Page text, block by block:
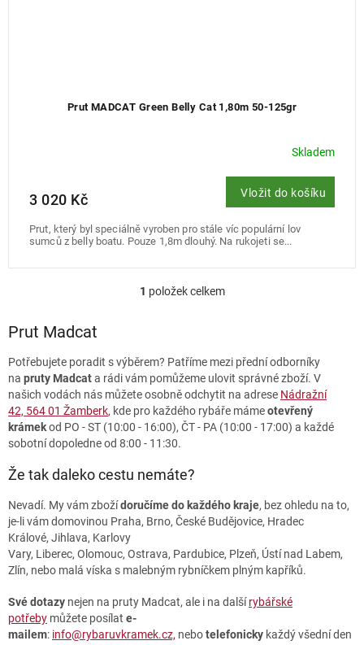
Prut MADCAT Green Belly Cat 1,80m 50-125gr
Skladem
3 020 Kč Vložit do košíku
Prut, který byl speciálně vyroben pro stále víc populární lov
sumců z belly boatu. Pouze 1,8m dlouhý. Na rukojeti se...
O
d
a
c
í
p
k
y
v
ý
p
s
u
1 položek celkem
Prut Madcat
Potřebujete poradit s výběrem? Patříme mezi přední odborníky
na pruty Madcata rádi vám pomůžeme ulovit správné zboží. V
našich vodách nás můžete osobně odchytit na adrese Nádražní
42, 564 01 Žamberk, kde pro každého rybáře mámeotevřený
krámekod PO - ST (10:00 - 16:00), ČT - PA (10:00 - 17:00) a každé
sobotní dopoledne od 8:00 - 11:30.
Že tak daleko cestu nemáte?
Nevadí. My vám zbožídoručíme do každého kraje, bez ohledu na to,
je-li vám domovinou Praha, Brno, České Budějovice, Hradec
Králové, Jihlava, Karlovy
Vary, Liberec, Olomouc, Ostrava, Pardubice, Plzeň, Ústí nad Labem,
Zlín, nebo malá víska s malebným rybníčkem plným kapříků.
Své dotazy nejen na pruty Madcat, ale i na dalšírybářské
potřeby můžete posílat e-
mailem: info@rybaruvkramek.cz, nebotelefonicky každý všední den